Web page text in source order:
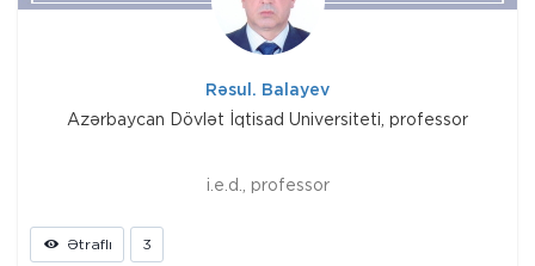
Rəsul. Balayev
Azərbaycan Dövlət İqtisad Universiteti, professor
i.e.d., professor
Ətraflı 3